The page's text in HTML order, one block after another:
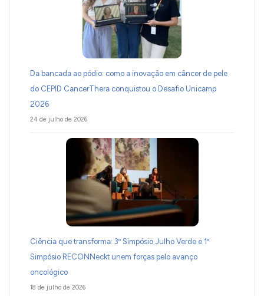
Da bancada ao pódio: como a inovação em câncer de pele
do CEPID CancerThera conquistou o Desafio Unicamp
2026
24 de julho de 2026
Ciência que transforma: 3º Simpósio Julho Verde e 1º
Simpósio RECONNeckt unem forças pelo avanço
oncológico
18 de julho de 2026